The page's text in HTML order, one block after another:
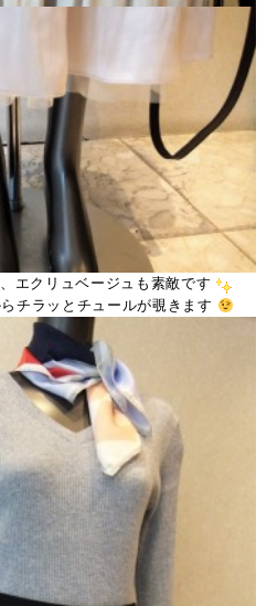
エクリュベージュも素敵です
チラッとチュールが覗きます